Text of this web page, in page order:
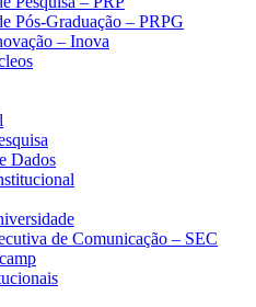
Pós-Graduação – PRPG
– Inova
Dados
de Comunicação – SEC